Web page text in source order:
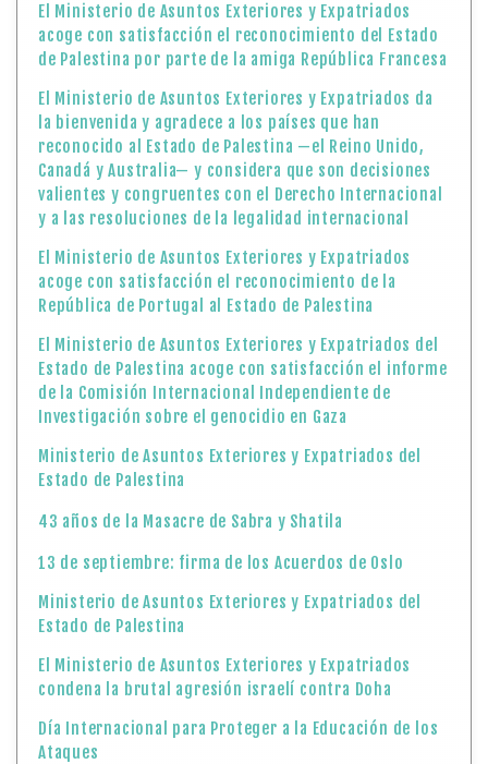
El Ministerio de Asuntos Exteriores y Expatriados
acoge con satisfacción el reconocimiento del Estado
de Palestina por parte de la amiga República Francesa
El Ministerio de Asuntos Exteriores y Expatriados da
la bienvenida y agradece a los países que han
reconocido al Estado de Palestina —el Reino Unido,
Canadá y Australia— y considera que son decisiones
valientes y congruentes con el Derecho Internacional
y a las resoluciones de la legalidad internacional
El Ministerio de Asuntos Exteriores y Expatriados
acoge con satisfacción el reconocimiento de la
República de Portugal al Estado de Palestina
El Ministerio de Asuntos Exteriores y Expatriados del
Estado de Palestina acoge con satisfacción el informe
de la Comisión Internacional Independiente de
Investigación sobre el genocidio en Gaza
Ministerio de Asuntos Exteriores y Expatriados del
Estado de Palestina
43 años de la Masacre de Sabra y Shatila
13 de septiembre: firma de los Acuerdos de Oslo
Ministerio de Asuntos Exteriores y Expatriados del
Estado de Palestina
El Ministerio de Asuntos Exteriores y Expatriados
condena la brutal agresión israelí contra Doha
Día Internacional para Proteger a la Educación de los
Ataques